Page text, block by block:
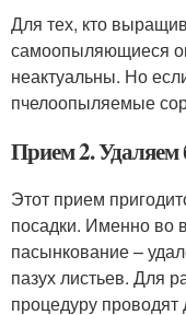
Для тех, кто
самоопыляющиеся
неактуальны. Но
пчелоопыляемые
Прием 2. Удаляем
Этот прием
посадки. Именно во
пасынкование –
пазух листьев. Для
процедуру